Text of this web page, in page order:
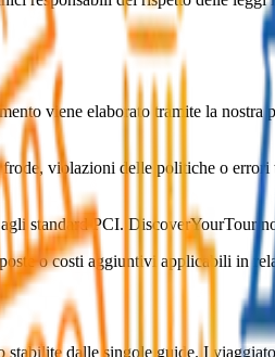
viene elaborato tramite la
violazioni delle politiche o
standard PCI. DiscoverYourTour
o costi aggiuntivi applicabili in
dalle singole guide. I